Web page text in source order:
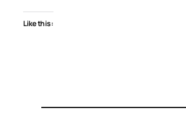
Like this: